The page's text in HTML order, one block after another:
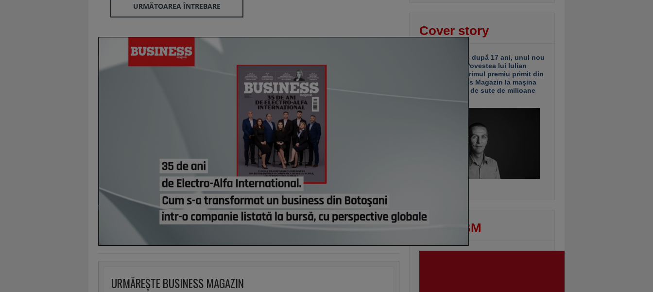
URMĂTOAREA ÎNTREBARE
URMĂREȘTE BUSINESS MAGAZIN
Cover story
Un pariu închis după 17 ani, unul nou
abia deschis. Povestea lui Iulian
Stanciu de la primul premiu primit din
partea Business Magazin la maşina
lui de investiţii de sute de milioane
de euro
VIDEO BM